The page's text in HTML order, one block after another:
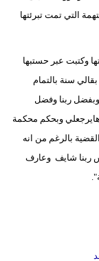
التي تمت تبرئتها
وكتبت عبر حستبها
سنة بالتمام
وبفضل ربنا وفضل
وبحكم محكمة
بالرغم من انه
ربنا شايف وعارف